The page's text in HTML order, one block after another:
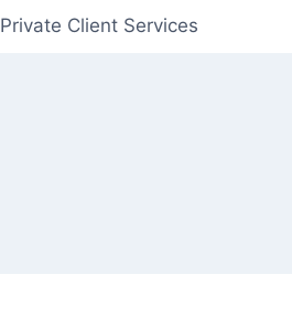
Private Client Services